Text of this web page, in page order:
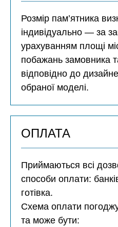
Розмір пам’ятника
індивідуально — за
урахуванням площі
побажань замовника
відповідно до
обраної моделі.
ОПЛАТА
Приймаються всі
способи оплати:
готівка.
Схема оплати
та може бути: